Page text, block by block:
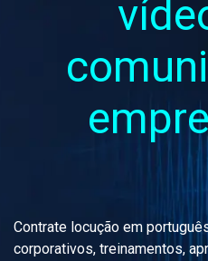
Contrate locução em
corporativos, treinamentos,